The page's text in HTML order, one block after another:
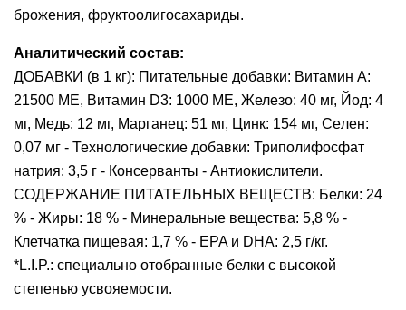
брожения, фруктоолигосахариды.
Аналитический состав:
ДОБАВКИ (в 1 кг): Питательные добавки: Витамин A:
21500 ME, Витамин D3: 1000 ME, Железо: 40 мг, Йод: 4
мг, Медь: 12 мг, Марганец: 51 мг, Цинк: 154 мг, Ceлeн:
0,07 мг - Технологические добавки: Триполифосфат
натрия: 3,5 г - Консерванты - Антиокислители.
СОДЕРЖАНИЕ ПИТАТЕЛЬНЫХ ВЕЩЕСТВ: Белки: 24
% - Жиры: 18 % - Минеральные вещества: 5,8 % -
Клетчатка пищевая: 1,7 % - EPA и DHA: 2,5 г/кг.
*L.I.P.: специально отобранные белки с высокой
степенью усвояемости.